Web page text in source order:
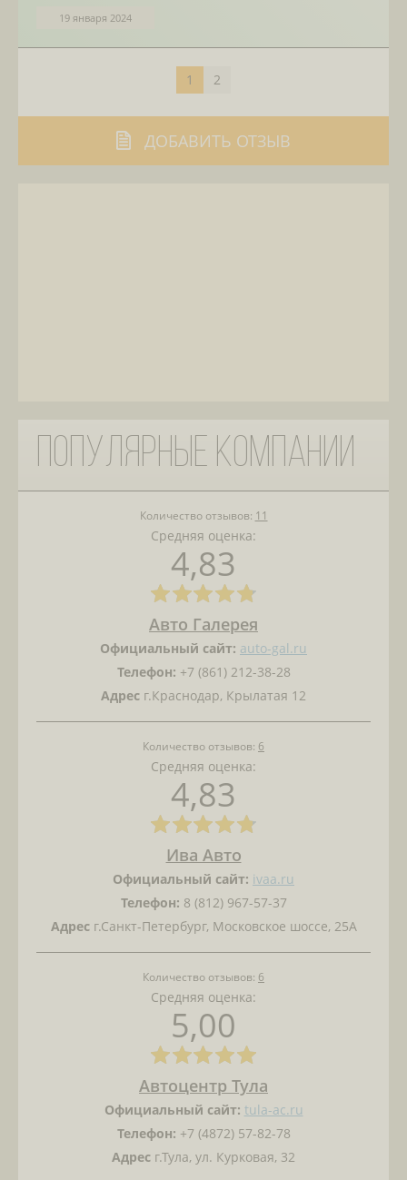
ДОБАВИТЬ ОТЗЫВ
Популярные компании
Количество отзывов: 11
Средняя оценка:
4,83
Авто Галерея
Официальный сайт: auto-gal.ru
Телефон: +7 (861) 212-38-28
Адрес г.Краснодар, Крылатая 12
Количество отзывов: 6
Средняя оценка:
4,83
Ива Авто
Официальный сайт: ivaa.ru
Телефон: 8 (812) 967-57-37
Адресг.Санкт-Петербург, Московское шоссе, 25А
Количество отзывов: 6
Средняя оценка:
5,00
Автоцентр Тула
Официальный сайт: tula-ac.ru
Телефон: +7 (4872) 57-82-78
Адрес г.Тула, ул. Курковая, 32
19 января 2024
1 2